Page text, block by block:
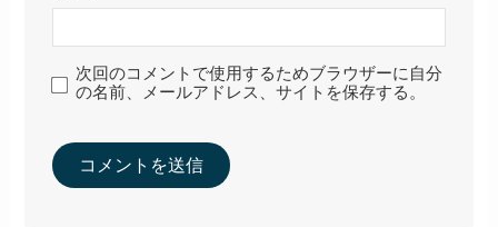
次回のコメントで使用するためブラウザーに自分
の名前、メールアドレス、サイトを保存する。